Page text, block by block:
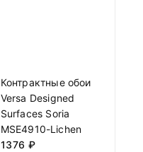
Контрактные обои
Versa Designed
Surfaces Soria
MSE4910-Lichen
1376 ₽